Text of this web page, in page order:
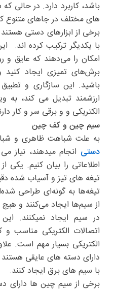
باشد، کاربرد دارد. در حالی
های مختلف در جاهای متنوع
برخی از ابزارهای دستی هستند
با یکدیگر ترکیب کرده اند.
امکان را می‌دهند که عایق و
برش‌های تمیزی ایجاد کنید
باشید. این سازگاری و تطبیق
ارزشمند تبدیل می کند، به
الکتریکی و و برقی سر و کار
سیم چین و کف چین
به علت شباهت ظاهری و
دستی انجام میدهند، نیاز
اطلاعاتی را بیان کنیم.
تیغه های تیز و آسیاب شده
تیغه‌ها به گونه‌ای طراحی
از سیم‌ها ایجاد می‌کنند و هیچ
در سیم ایجاد نمیکنند.
اتصالات الکتریکی مناسب
الکتریکی بسیار مهم است.
دارای دسته های عایقی هستند
با سیم های برق ایجاد کنند.
برخی از سیم چین ها دارای